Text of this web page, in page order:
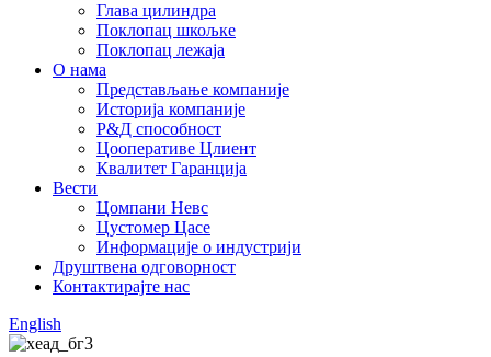
Глава цилиндра
Поклопац шкољке
Поклопац лежаја
О нама
Представљање компаније
Историја компаније
Р&Д способност
Цооперативе Цлиент
Квалитет Гаранција
Вести
Цомпани Невс
Цустомер Цасе
Информације о индустрији
Друштвена одговорност
Контактирајте нас
English